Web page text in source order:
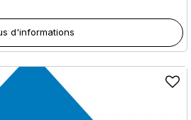
d'informations